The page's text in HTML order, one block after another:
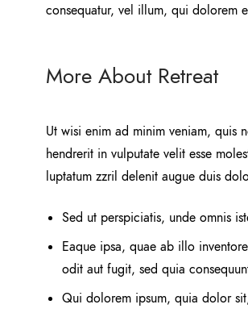
consequatur, vel illum, qui dolorem
More About Retreat
Ut wisi enim ad minim veniam, quis
hendrerit in vulputate velit esse
luptatum zzril delenit augue duis
Sed ut perspiciatis, unde omnis
Eaque ipsa, quae ab illo
odit aut fugit, sed quia
Qui dolorem ipsum, quia dolor